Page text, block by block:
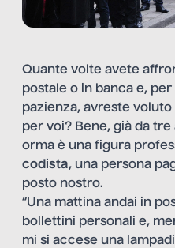
Quante volte avete
postale o in banca e,
pazienza, avreste
per voi? Bene, già da
orma è una figura
codista, una persona
posto nostro.
“Una mattina andai in
bollettini personali e,
mi si accese una